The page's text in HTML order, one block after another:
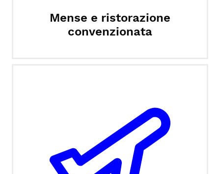
Mense e ristorazione
convenzionata